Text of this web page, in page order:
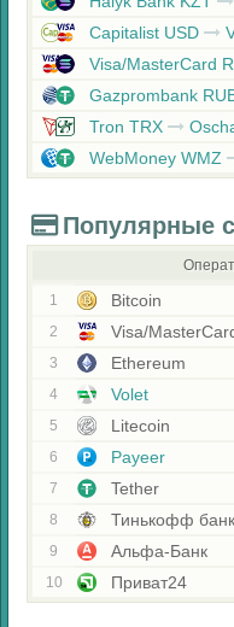
Capitalist USD
Visa/MasterCard
Gazprombank
Tron TRX
WebMoney WMZ
Популярные
1 Bitcoin
2 Visa/
3 Ethereum
4 Volet
5 Litecoin
6 Payeer
7 Tether
8 Тинькофф банк
9 Альфа-Банк
10 Приват24